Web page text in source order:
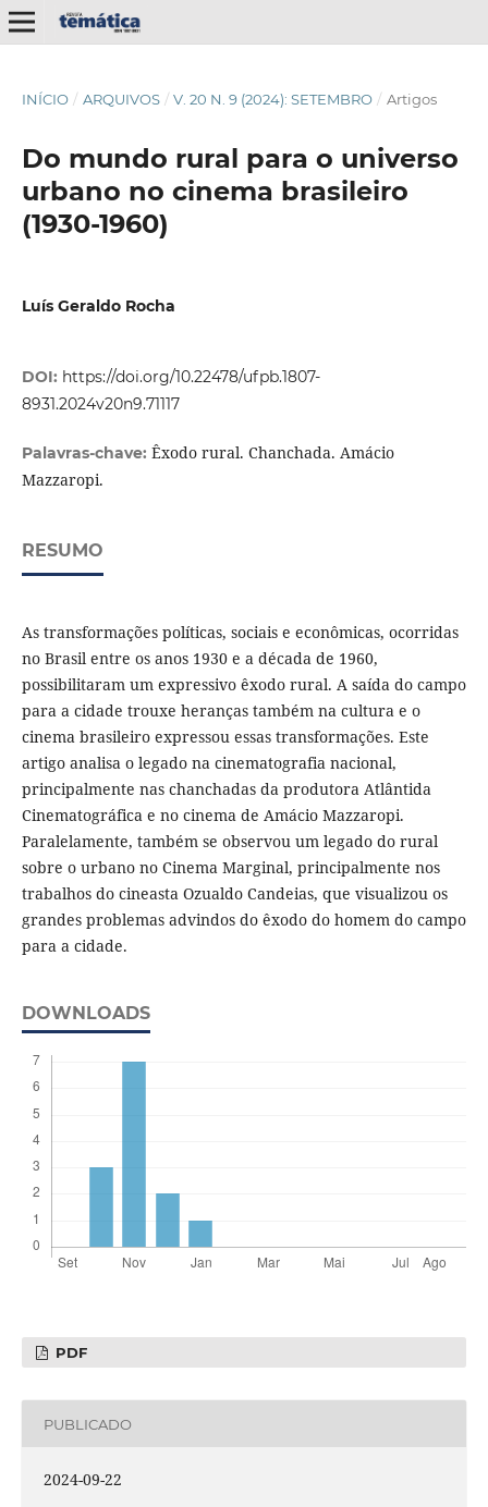
INÍCIO / ARQUIVOS / V. 20 N. 9 (2024): SETEMBRO / Artigos
Do mundo rural para o universo
urbano no cinema brasileiro
(1930-1960)
Luís Geraldo Rocha
DOI: https://doi.org/10.22478/ufpb.1807-
8931.2024v20n9.71117
Palavras-chave: Êxodo rural. Chanchada. Amácio
Mazzaropi.
RESUMO
As transformações políticas, sociais e econômicas, ocorridas
no Brasil entre os anos 1930 e a década de 1960,
possibilitaram um expressivo êxodo rural. A saída do campo
para a cidade trouxe heranças também na cultura e o
cinema brasileiro expressou essas transformações. Este
artigo analisa o legado na cinematografia nacional,
principalmente nas chanchadas da produtora Atlântida
Cinematográfica e no cinema de Amácio Mazzaropi.
Paralelamente, também se observou um legado do rural
sobre o urbano no Cinema Marginal, principalmente nos
trabalhos do cineasta Ozualdo Candeias, que visualizou os
grandes problemas advindos do êxodo do homem do campo
para a cidade.
DOWNLOADS
PDF
PUBLICADO
2024-09-22